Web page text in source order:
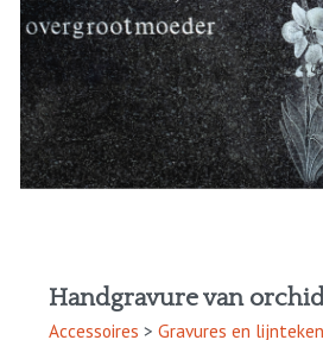
Handgravure van
Accessoires >Gravures en